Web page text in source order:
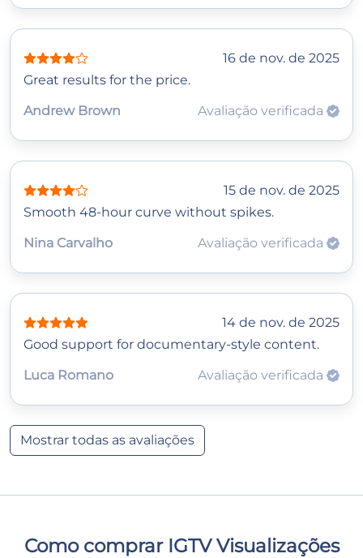
16 de nov. de 2025
Great results for the price.
Andrew Brown
Avaliação verificada
15 de nov. de 2025
Smooth 48‑hour curve without spikes.
Nina Carvalho
Avaliação verificada
14 de nov. de 2025
Good support for documentary‑style content.
Luca Romano
Avaliação verificada
Mostrar todas as avaliações
Como comprar IGTV Visualizações